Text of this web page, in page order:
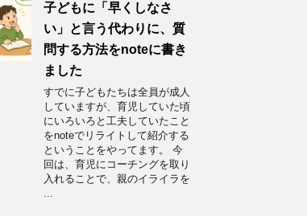
子どもに「早くしなさ
い」と言う代わりに、質
問する方法をnoteに書き
ました
すでに子どもたちは全員が成人
していますが、育児していた頃
にいろいろと工夫していたこと
をnoteでリライトして紹介する
ということをやってます。 今
回は、育児にコーチングを取り
入れることで、親のイライラを
...